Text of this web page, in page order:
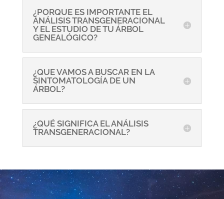
¿PORQUE ES IMPORTANTE EL
ANÁLISIS TRANSGENERACIONAL
Y EL ESTUDIO DE TU ÁRBOL
GENEALÓGICO?
¿QUE VAMOS A BUSCAR EN LA
SINTOMATOLOGÍA DE UN
ÁRBOL?
¿QUÉ SIGNIFICA EL ANÁLISIS
TRANSGENERACIONAL?